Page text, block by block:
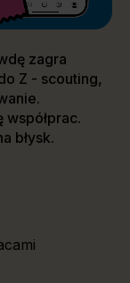
zagra
Z - scouting,
błysk.